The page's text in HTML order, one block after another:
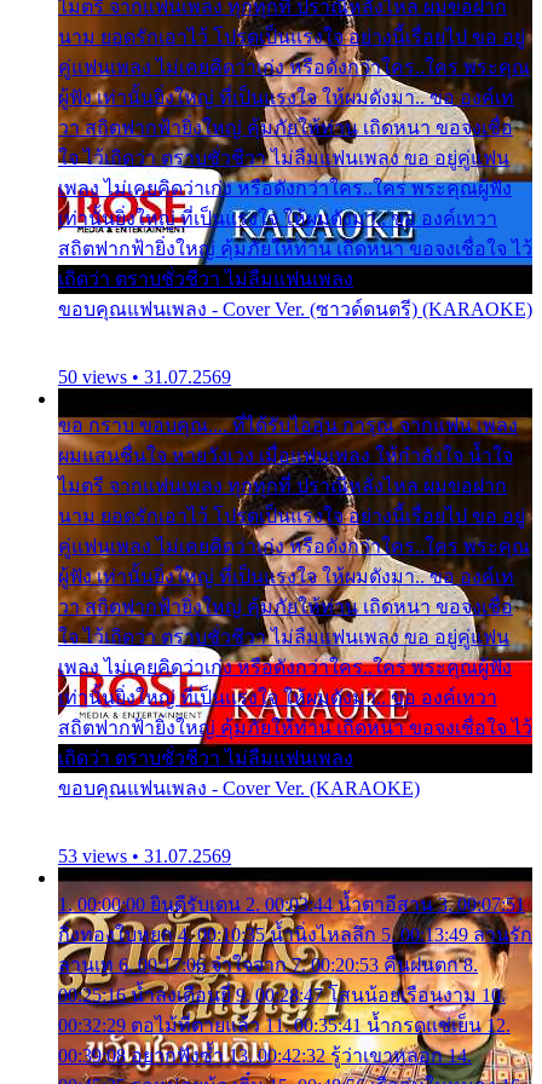
ไมตรี จากแฟนเพลง ทุกทุกที่ ปราณีหลั่งไหล ผมขอฝาก
นาม ยอดรักเอาไว้ โปรดเป็นแรงใจ อย่างนี้เรื่อยไป ขอ อยู่
คู่แฟนเพลง ไม่เคยคิดว่าเก่ง หรือดังกว่าใคร..ใคร พระคุณ
ผู้ฟัง เท่านั้นยิ่งใหญ่ ที่เป็นแรงใจ ให้ผมดังมา.. ขอ องค์เท
วา สถิตฟากฟ้ายิ่งใหญ่ คุ้มภัยให้ท่าน เถิดหนา ขอจงเชื่อ
ใจ ไว้เถิดว่า ตราบชั่วชีวา ไม่ลืมแฟนเพลง ขอ อยู่คู่แฟน
เพลง ไม่เคยคิดว่าเก่ง หรือดังกว่าใคร..ใคร พระคุณผู้ฟัง
เท่านั้นยิ่งใหญ่ ที่เป็นแรงใจ ให้ผมดังมา.. ขอ องค์เทวา
สถิตฟากฟ้ายิ่งใหญ่ คุ้มภัยให้ท่าน เถิดหนา ขอจงเชื่อใจ ไว้
เถิดว่า ตราบชั่วชีวา ไม่ลืมแฟนเพลง
ขอบคุณแฟนเพลง - Cover Ver. (ซาวด์ดนตรี) (KARAOKE)
50 views • 31.07.2569
ขอ กราบ ขอบคุณ.... ที่ได้รับไออุ่น การุณ จากแฟน เพลง
ผมแสนชื่นใจ หายวังเวง เมื่อแฟนเพลง ให้กำลังใจ น้ำใจ
ไมตรี จากแฟนเพลง ทุกทุกที่ ปราณีหลั่งไหล ผมขอฝาก
นาม ยอดรักเอาไว้ โปรดเป็นแรงใจ อย่างนี้เรื่อยไป ขอ อยู่
คู่แฟนเพลง ไม่เคยคิดว่าเก่ง หรือดังกว่าใคร..ใคร พระคุณ
ผู้ฟัง เท่านั้นยิ่งใหญ่ ที่เป็นแรงใจ ให้ผมดังมา.. ขอ องค์เท
วา สถิตฟากฟ้ายิ่งใหญ่ คุ้มภัยให้ท่าน เถิดหนา ขอจงเชื่อ
ใจ ไว้เถิดว่า ตราบชั่วชีวา ไม่ลืมแฟนเพลง ขอ อยู่คู่แฟน
เพลง ไม่เคยคิดว่าเก่ง หรือดังกว่าใคร..ใคร พระคุณผู้ฟัง
เท่านั้นยิ่งใหญ่ ที่เป็นแรงใจ ให้ผมดังมา.. ขอ องค์เทวา
สถิตฟากฟ้ายิ่งใหญ่ คุ้มภัยให้ท่าน เถิดหนา ขอจงเชื่อใจ ไว้
เถิดว่า ตราบชั่วชีวา ไม่ลืมแฟนเพลง
ขอบคุณแฟนเพลง - Cover Ver. (KARAOKE)
53 views • 31.07.2569
1. 00:00:00 ยินดีรับเดน 2. 00:03:44 น้ำตาอีสาน 3. 00:07:51
กิ่งทองใบหยก 4. 00:10:35 น้ำนิ่งไหลลึก 5. 00:13:49 ลานรัก
ลานเท 6. 00:17:06 จำใจจาก 7. 00:20:53 คืนฝนตก 8.
00:25:16 น้ำลงเดือนยี่ 9. 00:28:47 โสนน้อยเรือนงาม 10.
00:32:29 ตอไม้ที่ตายแล้ว 11. 00:35:41 น้ำกรดแช่เย็น 12.
00:39:08 อยากฟังซ้ำ 13. 00:42:32 รู้ว่าเขาหลอก 14.